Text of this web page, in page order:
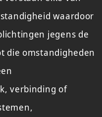
waardoor
jegens de
die omstandigheden
verbinding of